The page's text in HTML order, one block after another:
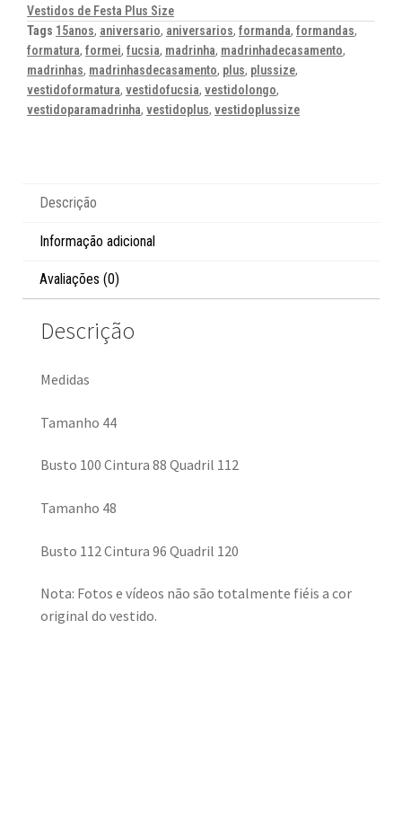
Vestidos de Festa Plus Size
Tags 15anos, aniversario, aniversarios, formanda, formandas,
formatura, formei, fucsia, madrinha, madrinhadecasamento,
madrinhas, madrinhasdecasamento, plus, plussize,
vestidoformatura, vestidofucsia, vestidolongo,
vestidoparamadrinha, vestidoplus, vestidoplussize
Descrição
Informação adicional
Avaliações (0)
Descrição
Medidas
Tamanho 44
Busto 100 Cintura 88 Quadril 112
Tamanho 48
Busto 112 Cintura 96 Quadril 120
Nota: Fotos e vídeos não são totalmente fiéis a cor
original do vestido.